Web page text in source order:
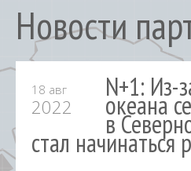
Новости
18 авг
2022
N+1: Из-
океана
в
стал начинаться